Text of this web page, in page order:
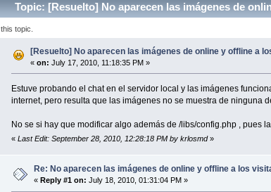
Topic: [Resuelto] No aparecen las imágenes de
topic.
[Resuelto] No aparecen las imágenes de online y offline a
«on: July 17, 2010, 11:18:35 PM »
Estuve probando el chat en el servidor local y las imágenes
internet, pero resulta que las imágenes no se muestra de ninguna
No se si hay que modificar algo además de /libs/config.php , pues
« Last Edit: September 28, 2010, 12:28:18 PM by krlosmd»
Re: No aparecen las imágenes de online y offline a los
«Reply #1 on: July 18, 2010, 01:31:04 PM »